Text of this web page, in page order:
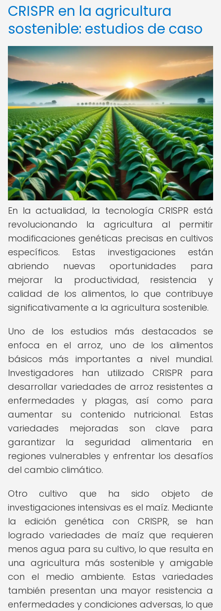
CRISPR en la agricultura
sostenible: estudios de caso
En la actualidad, la tecnología CRISPR está
revolucionando la agricultura al permitir
modificaciones genéticas precisas en cultivos
específicos. Estas investigaciones están
abriendo nuevas oportunidades para
mejorar la productividad, resistencia y
calidad de los alimentos, lo que contribuye
significativamente a la agricultura sostenible.
Uno de los estudios más destacados se
enfoca en el arroz, uno de los alimentos
básicos más importantes a nivel mundial.
Investigadores han utilizado CRISPR para
desarrollar variedades de arroz resistentes a
enfermedades y plagas, así como para
aumentar su contenido nutricional. Estas
variedades mejoradas son clave para
garantizar la seguridad alimentaria en
regiones vulnerables y enfrentar los desafíos
del cambio climático.
Otro cultivo que ha sido objeto de
investigaciones intensivas es el maíz. Mediante
la edición genética con CRISPR, se han
logrado variedades de maíz que requieren
menos agua para su cultivo, lo que resulta en
una agricultura más sostenible y amigable
con el medio ambiente. Estas variedades
también presentan una mayor resistencia a
enfermedades y condiciones adversas, lo que